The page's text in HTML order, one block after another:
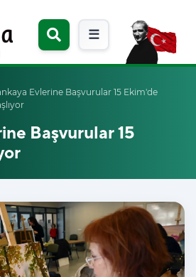
☰
Evlerine Başvurular 15 Ekim'de
Başvurular 15